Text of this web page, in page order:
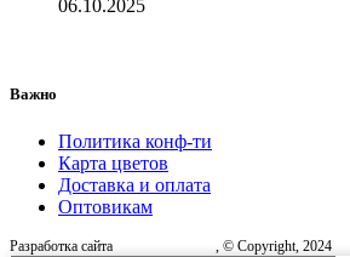
06.10.2025
Важно
Политика конф-ти
Карта цветов
Доставка и оплата
Оптовикам
Разработка сайта , © Copyright, 2024